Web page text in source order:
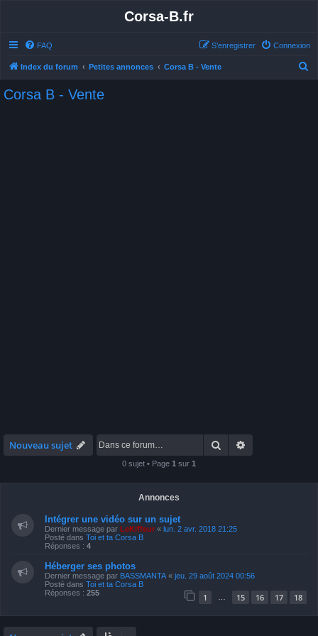
Corsa-B.fr
FAQ Connexion
S’enregistrer
Index du forum Petites annonces Corsa B - Vente
Corsa B - Vente
Nouveau sujet Rechercher
0 sujet • Page 1 sur 1
Annonces
Intégrer une vidéo sur un sujet
Dernier message par LeKiffeur « lun. 2 avr. 2018 21:25
Posté dans Toi et ta Corsa B
Réponses : 4
Héberger ses photos
Dernier message par BASSMANTA « jeu. 29 août 2024 00:56
Posté dans Toi et ta Corsa B
Réponses : 255 1 15 16 17 18